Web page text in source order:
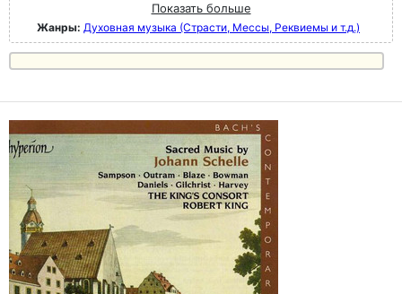
Показать больше
Жанры: Духовная музыка (Страсти, Мессы, Реквиемы и т.д.)